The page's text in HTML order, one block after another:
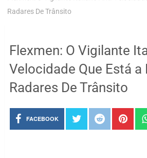
Radares De Trânsito
Flexmen: O Vigilante
Velocidade Que Está a
Radares De Trânsito
FACEBOOK